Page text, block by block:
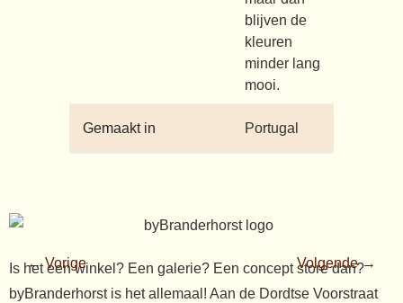
← Vorige Volgende →
blijven de
kleuren
minder lang
mooi.
Gemaakt in Portugal
Is het een winkel? Een galerie? Een concept store dan?
byBranderhorst is het allemaal! Aan de Dordtse Voorstraat